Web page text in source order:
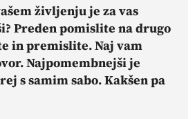
življenju je za vas
Preden pomislite na drugo
in premislite. Naj vam
Najpomembnejši je
s samim sabo. Kakšen pa